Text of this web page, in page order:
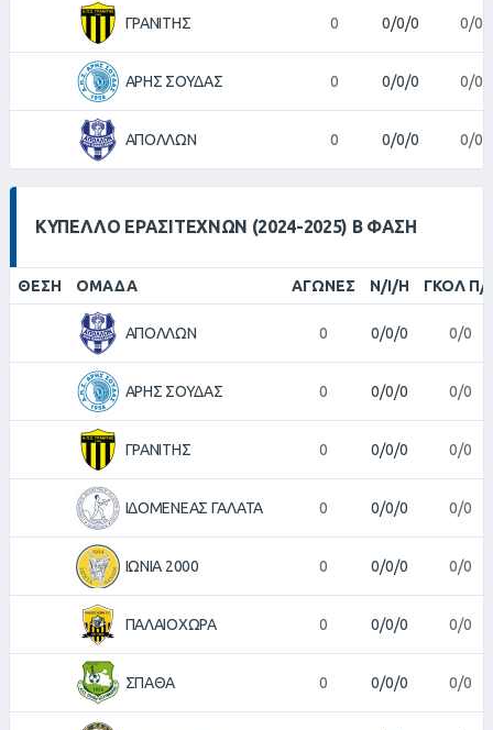
ΓΡΑΝΙΤΗΣ 0 0/0/0 0/0
ΑΡΗΣ ΣΟΥΔΑΣ 0 0/0/0 0/0
ΑΠΟΛΛΩΝ 0 0/0/0 0/0
ΚΎΠΕΛΛΟ ΕΡΑΣΙΤΕΧΝΏΝ (2024-2025) Β ΦΆΣΗ
ΘΈΣΗ ΟΜΆΔΑ ΑΓΏΝΕΣ Ν/Ι/Η ΓΚΟΛ Π/
ΑΠΟΛΛΩΝ 0 0/0/0 0/0
ΑΡΗΣ ΣΟΥΔΑΣ 0 0/0/0 0/0
ΓΡΑΝΙΤΗΣ 0 0/0/0 0/0
ΙΔΟΜΕΝΕΑΣ ΓΑΛΑΤΑ 0 0/0/0 0/0
ΙΩΝΙΑ 2000 0 0/0/0 0/0
ΠΑΛΑΙΟΧΩΡΑ 0 0/0/0 0/0
ΣΠΑΘΑ 0 0/0/0 0/0